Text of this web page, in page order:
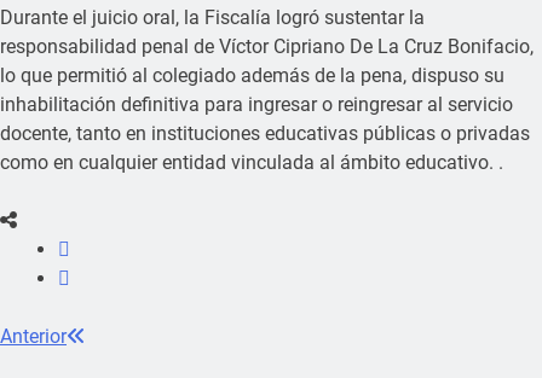
Durante el juicio oral, la Fiscalía logró sustentar la
responsabilidad penal de Víctor Cipriano De La Cruz Bonifacio,
lo que permitió al colegiado además de la pena, dispuso su
inhabilitación definitiva para ingresar o reingresar al servicio
docente, tanto en instituciones educativas públicas o privadas
como en cualquier entidad vinculada al ámbito educativo. .
Anterior